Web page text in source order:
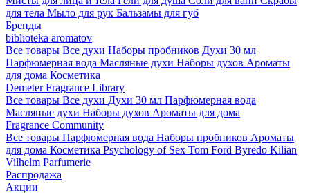
для тела Мыло для рук Бальзамы для губ
Бренды
biblioteka aromatov
Все товары Все духи Наборы пробников Духи 30 мл
Парфюмерная вода Масляные духи Наборы духов Ароматы
для дома Косметика
Demeter Fragrance Library
Все товары Все духи Духи 30 мл Парфюмерная вода
Масляные духи Наборы духов Ароматы для дома
Fragrance Community
Все товары Парфюмерная вода Наборы пробников Ароматы
для дома Косметика Psychology of Sex Tom Ford Byredo Kilian
Vilhelm Parfumerie
Распродажа
Акции